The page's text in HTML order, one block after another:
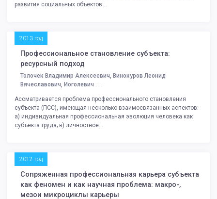
развития социальных объектов...
2013 год
Профессиональное становление субъекта:
ресурсный подход
Толочек Владимир Алексеевич, Винокуров Леонид
Вячеславович, Иоголевич . . .
Ассматривается проблема профессионального становления
субъекта (ПСС), имеющая несколько взаимосвязанных аспектов:
а) индивидуальная профессиональная эволюция человека как
субъекта труда; в) личностное...
2012 год
Сопряженная профессиональная карьера субъекта
как феномен и как научная проблема: макро-,
мезои микроциклы карьеры